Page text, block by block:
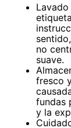
no
suave.
fresco
fundas
y la